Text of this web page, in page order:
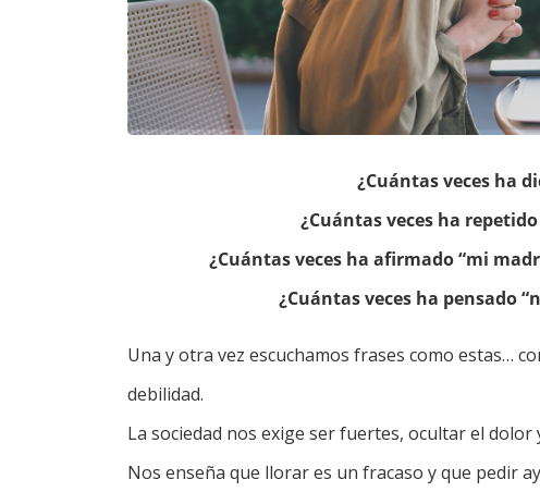
¿Cuántas veces ha
¿Cuántas veces ha
¿Cuántas veces ha afirmado “mi
¿Cuántas veces ha pensado
Una y otra vez escuchamos frases como estas…
debilidad.
La sociedad nos exige ser fuertes, ocultar el
Nos enseña que llorar es un fracaso y que pedir